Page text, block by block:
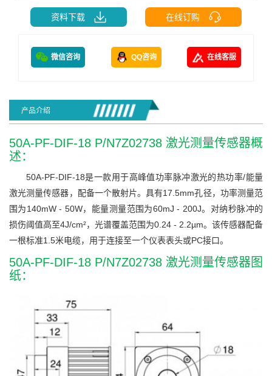
资料下载 在线订购
微信咨询 QQ咨询 在线客服
产品介绍
50A-PF-DIF-18 P/N7Z02738 激光测量传感器概
述：
50A-PF-DIF-18是一款用于高峰值功率脉冲激光的热功率/能量
激光测量传感器，配备一个散射片。具有17.5mm孔径，功率测量范
围为140mW - 50W，能量测量范围为60mJ - 200J。对纳秒脉冲的
损伤阈值高至4J/cm²，光谱覆盖范围为0.24 - 2.2µm。该传感器配备
一根标准1.5米电缆，用于连接至一个仪表表头或PC接口。
50A-PF-DIF-18 P/N7Z02738 激光测量传感器图
纸：